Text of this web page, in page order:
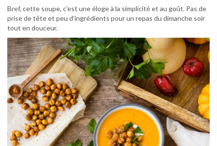
Bref, cette soupe, c’est une éloge à la simplicité et au goût. Pas de
prise de tête et peu d’ingrédients pour un repas du dimanche soir
tout en douceur.